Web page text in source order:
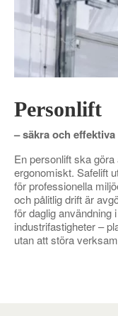
Personlift
–säkra och
En personlift ska
ergonomiskt. Safelift
för professionella
och pålitlig drift är
för daglig användning
industrifastigheter –
utan att störa